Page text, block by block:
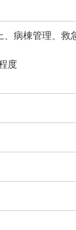
、病棟管理、救
度